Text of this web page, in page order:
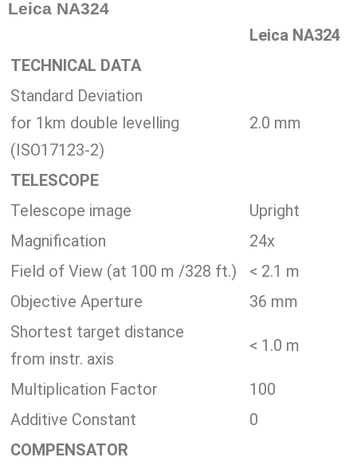
Leica NA324
Leica NA324
TECHNICAL DATA
Standard Deviation
for 1km double levelling
(ISO17123-2)
2.0 mm
TELESCOPE
Telescope image
Upright
Magnification
24x
Field of View (at 100 m /328 ft.)
< 2.1 m
Objective Aperture
36 mm
Shortest target distance
from instr. axis
< 1.0 m
Multiplication Factor
100
Additive Constant
0
COMPENSATOR